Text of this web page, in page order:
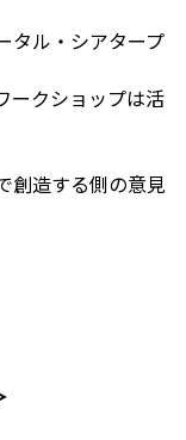
タル・シアタープ
ークショップは活
創造する側の意見